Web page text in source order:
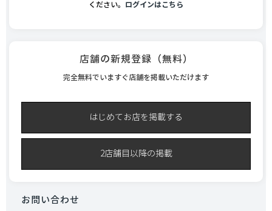
ください。 ログインはこちら
店舗の新規登録（無料）
完全無料でいますぐ店舗を掲載いただけます
はじめてお店を掲載する
2店舗目以降の掲載
お問い合わせ